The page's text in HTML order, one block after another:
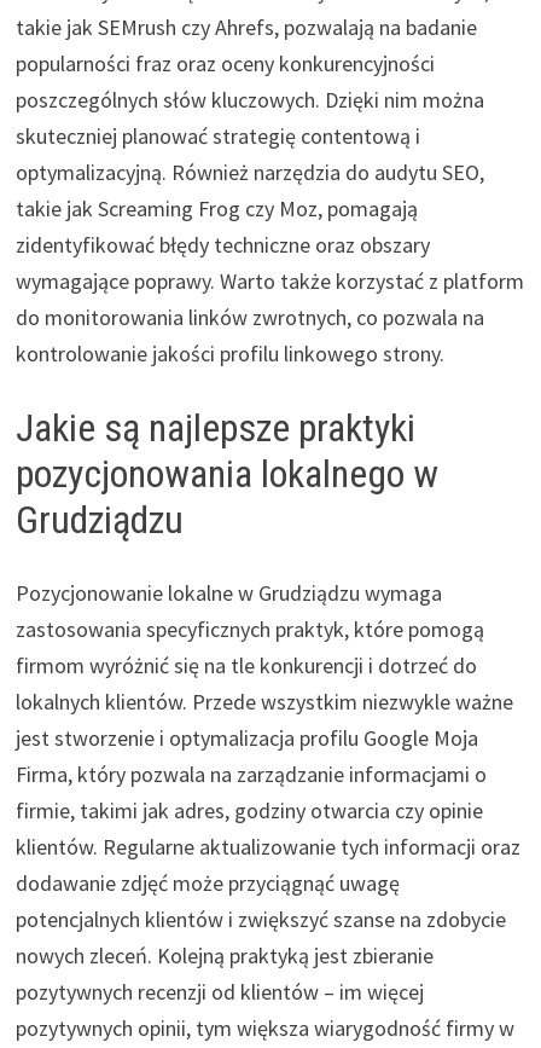
takie jak SEMrush czy Ahrefs, pozwalają na badanie
popularności fraz oraz oceny konkurencyjności
poszczególnych słów kluczowych. Dzięki nim można
skuteczniej planować strategię contentową i
optymalizacyjną. Również narzędzia do audytu SEO,
takie jak Screaming Frog czy Moz, pomagają
zidentyfikować błędy techniczne oraz obszary
wymagające poprawy. Warto także korzystać z platform
do monitorowania linków zwrotnych, co pozwala na
kontrolowanie jakości profilu linkowego strony.
Jakie są najlepsze praktyki
pozycjonowania lokalnego w
Grudziądzu
Pozycjonowanie lokalne w Grudziądzu wymaga
zastosowania specyficznych praktyk, które pomogą
firmom wyróżnić się na tle konkurencji i dotrzeć do
lokalnych klientów. Przede wszystkim niezwykle ważne
jest stworzenie i optymalizacja profilu Google Moja
Firma, który pozwala na zarządzanie informacjami o
firmie, takimi jak adres, godziny otwarcia czy opinie
klientów. Regularne aktualizowanie tych informacji oraz
dodawanie zdjęć może przyciągnąć uwagę
potencjalnych klientów i zwiększyć szanse na zdobycie
nowych zleceń. Kolejną praktyką jest zbieranie
pozytywnych recenzji od klientów – im więcej
pozytywnych opinii, tym większa wiarygodność firmy w